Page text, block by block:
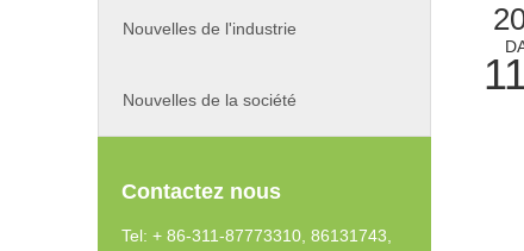
Nouvelles de l'industrie
Nouvelles de la société
Contactez nous
Tel: + 86-311-87773310, 86131743,